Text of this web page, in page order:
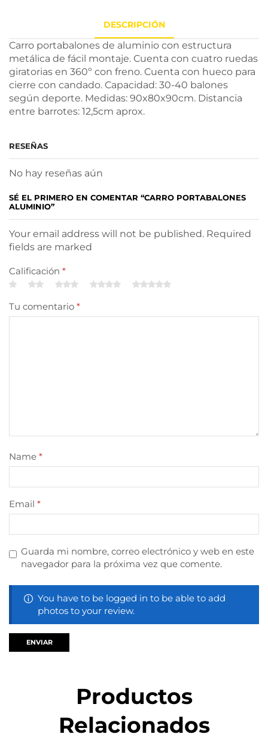
DESCRIPCIÓN
Carro portabalones de aluminio con estructura
metálica de fácil montaje. Cuenta con cuatro ruedas
giratorias en 360º con freno. Cuenta con hueco para
cierre con candado. Capacidad: 30-40 balones
según deporte. Medidas: 90x80x90cm. Distancia
entre barrotes: 12,5cm aprox.
RESEÑAS
No hay reseñas aún
SÉ EL PRIMERO EN COMENTAR “CARRO PORTABALONES
ALUMINIO”
Your email address will not be published. Required
fields are marked
Calificación *
Tu comentario *
Name *
Email *
Guarda mi nombre, correo electrónico y web en este
navegador para la próxima vez que comente.
You have to be logged in to be able to add
photos to your review.
Productos
Relacionados